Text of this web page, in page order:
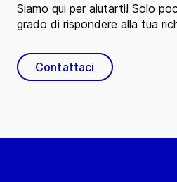
Siamo qui per aiutarti! Solo
grado di rispondere alla tua
Contattaci